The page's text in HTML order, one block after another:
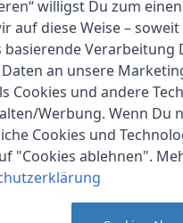
willigst Du zum
auf diese Weise –
basierende
an unsere
Cookies und andere
Werbung. Wenn Du
Cookies und
"Cookies ablehnen".